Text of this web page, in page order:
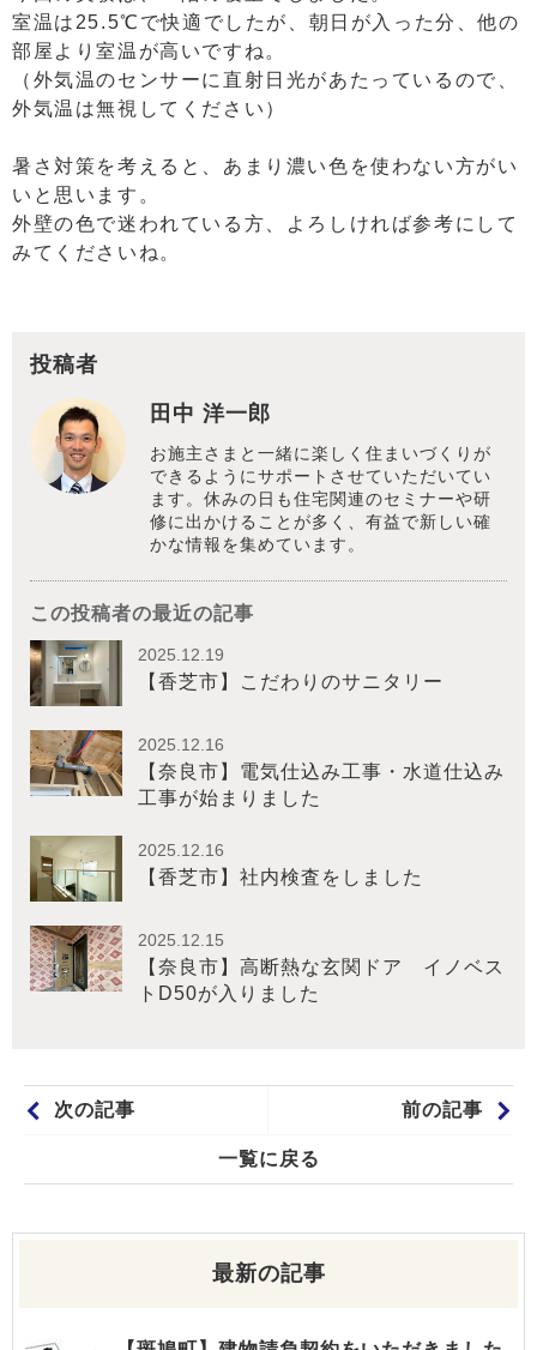
室温は25.5℃で快適でしたが、朝日が入った分、他の
部屋より室温が高いですね。
（外気温のセンサーに直射日光があたっているので、
外気温は無視してください）
暑さ対策を考えると、あまり濃い色を使わない方がい
いと思います。
外壁の色で迷われている方、よろしければ参考にして
みてくださいね。
投稿者
田中 洋一郎
お施主さまと一緒に楽しく住まいづくりが
できるようにサポートさせていただいてい
ます。休みの日も住宅関連のセミナーや研
修に出かけることが多く、有益で新しい確
かな情報を集めています。
この投稿者の最近の記事
2025.12.19
【香芝市】こだわりのサニタリー
2025.12.16
【奈良市】電気仕込み工事・水道仕込み
工事が始まりました
2025.12.16
【香芝市】社内検査をしました
2025.12.15
【奈良市】高断熱な玄関ドア イノベス
トD50が入りました
次の記事 前の記事
一覧に戻る
最新の記事